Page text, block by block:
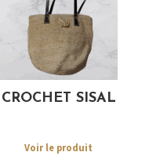
CROCHET SISAL
Voir le produit